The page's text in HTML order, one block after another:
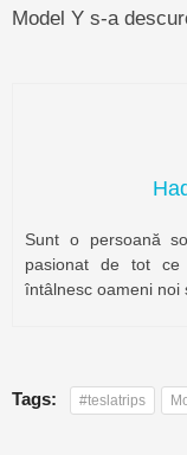
Model Y s-a
Sunt o persoană
pasionat de tot ce
întâlnesc oameni noi
Tags: #teslatrips